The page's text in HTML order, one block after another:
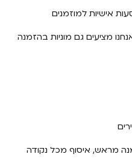
אישיות למוזמנים
מציעים גם מוניות בהזמנה
מראש, איסוף מכל נקודה